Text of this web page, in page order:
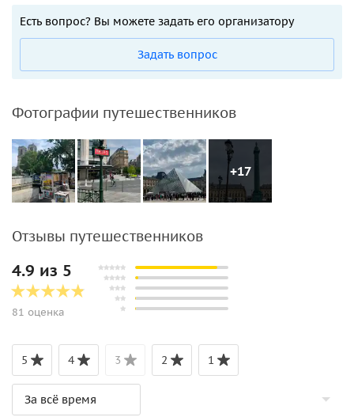
Есть вопрос? Вы можете задать его организатору
Задать вопрос
Фотографии путешественников
+17
Отзывы путешественников
4.9 из 5
81 оценка
5 4 3 2 1